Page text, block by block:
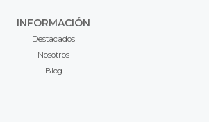
INFORMACIÓN
Destacados
Nosotros
Blog